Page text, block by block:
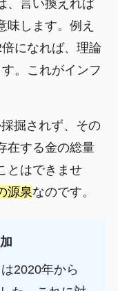
、言い換えれば
味します。例え
になれば、理論
。これがインフ
掘されず、その
在する金の総量
とはできませ
源泉なのです。
2020年から